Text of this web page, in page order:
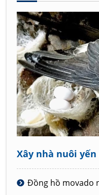
Xây nhà nuôi yến
Đồng hồ movado